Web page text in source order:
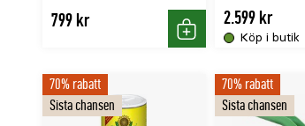
799 kr
Köp Köp i butik
2.599 kr
70% rabatt
Sista chansen
70% rabatt
Sista chansen